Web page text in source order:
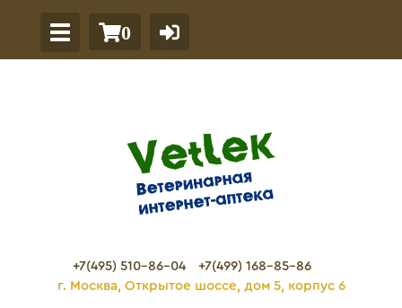
0
+7(495) 510-86-04
+7(499) 168-85-86
г. Москва, Открытое шоссе, дом 5, корпус 6